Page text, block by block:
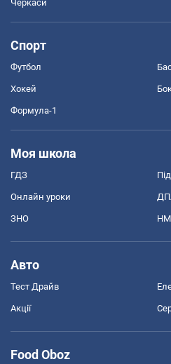
Черкаси
Спорт
Футбол
Хокей
Формула-1
Моя школа
ГДЗ
Онлайн уроки
ЗНО
Авто
Тест Драйв
Акції
Food Oboz